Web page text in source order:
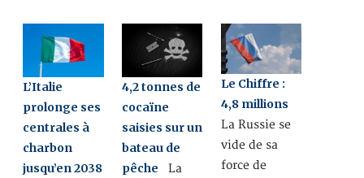
L’Italie
prolonge ses
centrales à
charbon
jusqu’en 2038
4,2 tonnes de
cocaïne
saisies sur un
bateau de
pêche La
Le Chiffre :
4,8 millions
La Russie se
vide de sa
force de